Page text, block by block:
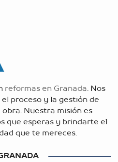
reformas en Granada. Nos
proceso y la gestión de
Nuestra misión es
que esperas y brindarte el
que te mereces.